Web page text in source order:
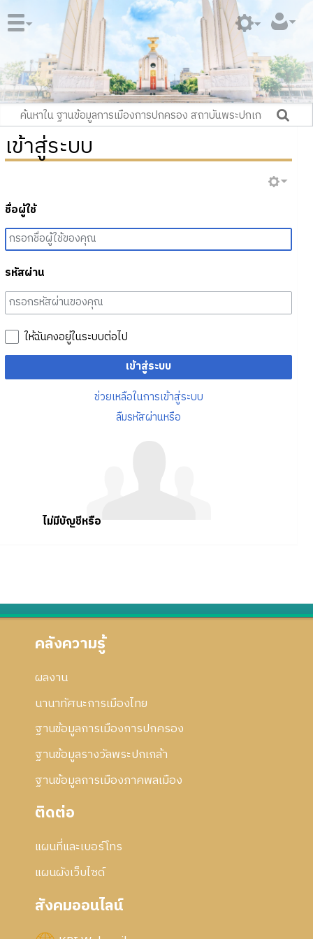
เข้าสู่ระบบ
ชื่อผู้ใช้
รหัสผ่าน
ให้ฉันคงอยู่ในระบบต่อไป
เข้าสู่ระบบ
ช่วยเหลือในการเข้าสู่ระบบ
ลืมรหัสผ่านหรือ
ไม่มีบัญชีหรือ
คลังความรู้
ผลงาน
นานาทัศนะการเมืองไทย
ฐานข้อมูลการเมืองการปกครอง
ฐานข้อมูลรางวัลพระปกเกล้า
ฐานข้อมูลการเมืองภาคพลเมือง
ติดต่อ
แผนที่และเบอร์โทร
แผนผังเว็บไซด์
สังคมออนไลน์